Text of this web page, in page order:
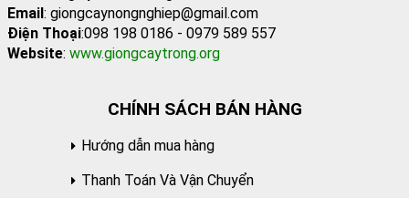
Email: giongcaynongnghiep@gmail.com
Điện Thoại:098 198 0186 - 0979 589 557
Website: www.giongcaytrong.org
CHÍNH SÁCH BÁN HÀNG
Hướng dẫn mua hàng
Thanh Toán Và Vận Chuyển